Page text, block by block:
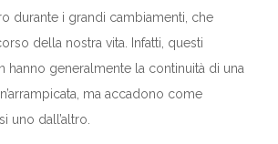
durante i grandi cambiamenti, che
della nostra vita. Infatti, questi
hanno generalmente la continuità di una
ma accadono come
uno dall’altro.